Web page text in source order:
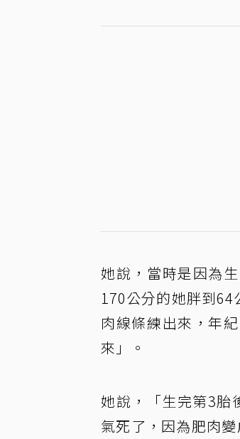
她說，當時是因為
170公分的她胖到
肉線條練出來，年
來」。
她說，「生完第3胎
氣死了，因為肥肉